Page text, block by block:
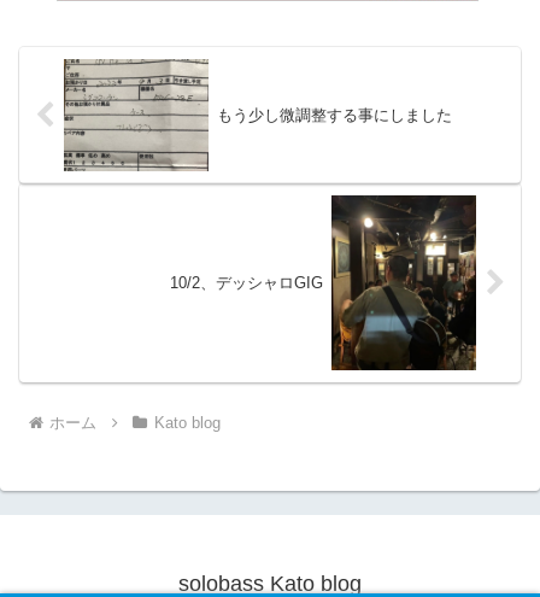
もう少し微調整する事にしました
10/2、デッシャロGIG
ホーム Kato blog
solobass Kato blog